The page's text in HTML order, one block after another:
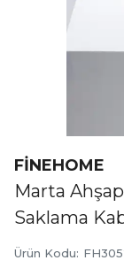
FİNEHOME
Marta
Saklama
Ürün Kodu: